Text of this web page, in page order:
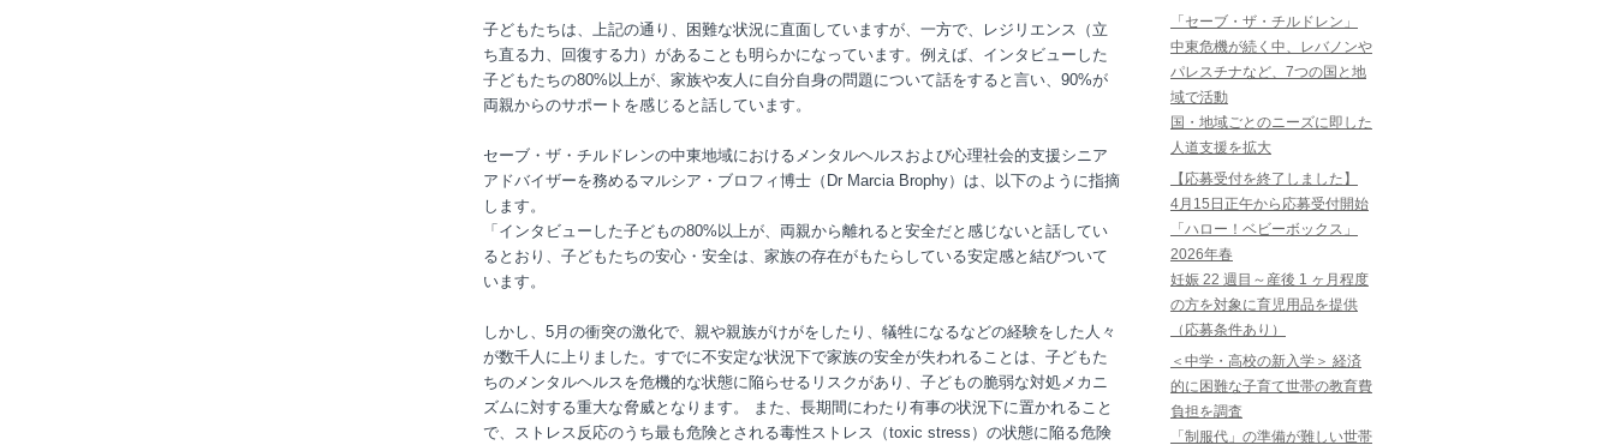
子どもたちは、上記の通り、困難な状況に直面していますが、一方で、レジリエンス（立
ち直る力、回復する力）があることも明らかになっています。例えば、インタビューした
子どもたちの80%以上が、家族や友人に自分自身の問題について話をすると言い、90%が
両親からのサポートを感じると話しています。
セーブ・ザ・チルドレンの中東地域におけるメンタルヘルスおよび心理社会的支援シニア
アドバイザーを務めるマルシア・ブロフィ博士（Dr Marcia Brophy）は、以下のように指摘
します。
「インタビューした子どもの80%以上が、両親から離れると安全だと感じないと話してい
るとおり、子どもたちの安心・安全は、家族の存在がもたらしている安定感と結びついて
います。
しかし、5月の衝突の激化で、親や親族がけがをしたり、犠牲になるなどの経験をした人々
が数千人に上りました。すでに不安定な状況下で家族の安全が失われることは、子どもた
ちのメンタルヘルスを危機的な状態に陥らせるリスクがあり、子どもの脆弱な対処メカニ
ズムに対する重大な脅威となります。 また、長期間にわたり有事の状況下に置かれること
で、ストレス反応のうち最も危険とされる毒性ストレス（toxic stress）の状態に陥る危険
「セーブ・ザ・チルドレン」
中東危機が続く中、レバノンや
パレスチナなど、7つの国と地
域で活動
国・地域ごとのニーズに即した
人道支援を拡大
【応募受付を終了しました】
4月15日正午から応募受付開始
「ハロー！ベビーボックス」
2026年春
妊娠 22 週目～産後 1 ヶ月程度
の方を対象に育児用品を提供
（応募条件あり）
＜中学・高校の新入学＞ 経済
的に困難な子育て世帯の教育費
負担を調査
「制服代」の準備が難しい世帯